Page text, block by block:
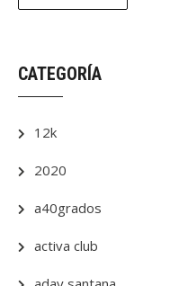
CATEGORÍA
12k
2020
a40grados
activa club